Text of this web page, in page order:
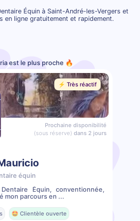
Équin à Saint-André-les-Vergers et
en ligne gratuitement et rapidement.
est le plus proche 🔥
⚡️ Très réactif
Prochaine disponibilité
(sous réserve) dans 2 jours
équin
Équin, conventionnée,
mon parcours en ...
🤩 Clientèle ouverte